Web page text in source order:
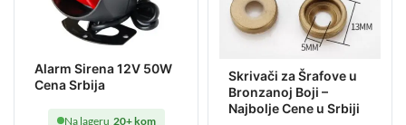
Alarm Sirena 12V 50W
Cena Srbija
Na lageru 20+ kom
Skrivači za Šrafove u
Bronzanoj Boji –
Najbolje Cene u Srbiji